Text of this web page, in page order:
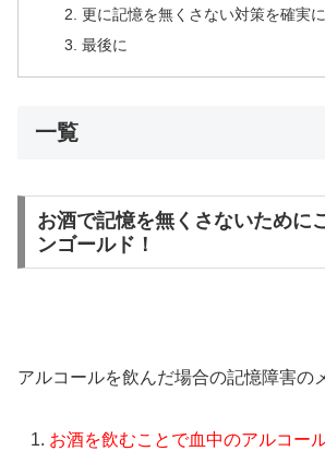
更に記憶を無くさない対策を確実
最後に
一覧
お酒で記憶を無くさないために
ンゴールド！
アルコールを飲んだ場合の記憶障害の
お酒を飲むことで血中のアルコー